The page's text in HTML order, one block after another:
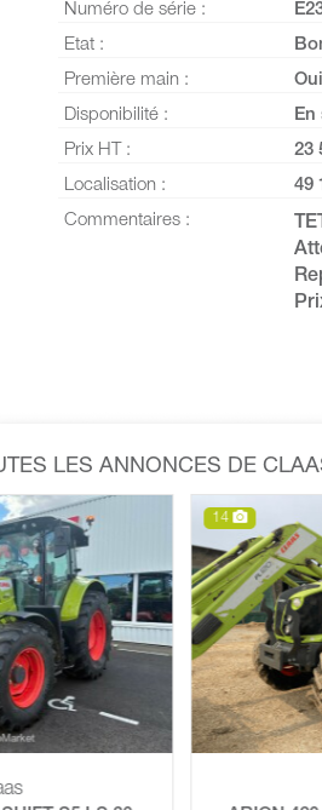
Numéro de série :
Etat :
Première main :
Oui
Disponibilité :
En
Prix HT :
23
Localisation :
49
Commentaires :
LES ANNONCES DE